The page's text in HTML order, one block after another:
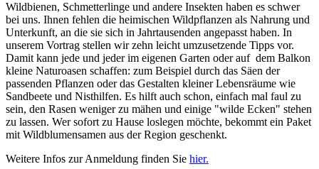
Wildbienen, Schmetterlinge und andere Insekten haben es schwer
bei uns. Ihnen fehlen die heimischen Wildpflanzen als Nahrung und
Unterkunft, an die sie sich in Jahrtausenden angepasst haben. In
unserem Vortrag stellen wir zehn leicht umzusetzende Tipps vor.
Damit kann jede und jeder im eigenen Garten oder auf dem Balkon
kleine Naturoasen schaffen: zum Beispiel durch das Säen der
passenden Pflanzen oder das Gestalten kleiner Lebensräume wie
Sandbeete und Nisthilfen. Es hilft auch schon, einfach mal faul zu
sein, den Rasen weniger zu mähen und einige "wilde Ecken" stehen
zu lassen. Wer sofort zu Hause loslegen möchte, bekommt ein Paket
mit Wildblumensamen aus der Region geschenkt.
Weitere Infos zur Anmeldung finden Sie hier.